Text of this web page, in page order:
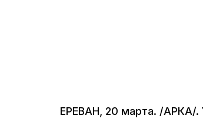
ЕРЕВАН, 20 марта. /АРКА/.